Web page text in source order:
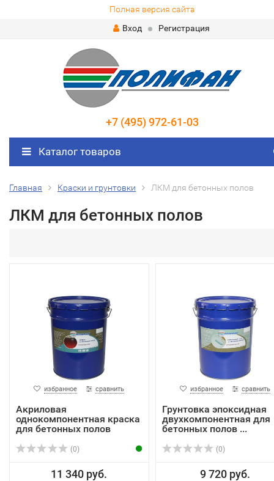
Полная версия сайта
Вход
Регистрация
+7 (495) 972-61-03
Каталог товаров
Главная Краски и грунтовки ЛКМ для бетонных полов
ЛКМ для бетонных полов
избранное сравнить
Акриловая
однокомпонентная краска
для бетонных полов
(0)
11 340 руб.
избранное сравнить
Грунтовка эпоксидная
двухкомпонентная для
бетонных полов ...
(0)
9 720 руб.